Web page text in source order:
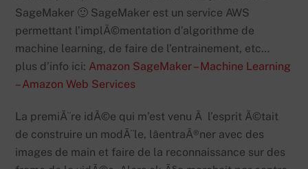
SageMaker 🙂 SageMaker est un service AWS
permettant l’implÃ©mentation d’algorithme de
machine learning, de faire de l’entrainement, etc…
plus d’info ici: Amazon SageMaker – Machine Learning
– Amazon Web Services
La premiÃ¨re idÃ©e qui m’est venu Ã l’esprit Ã©tait
de construire un modÃ¨le, lâentraÃ®ner avec des
images de main et faire de la reconnaissance sur des